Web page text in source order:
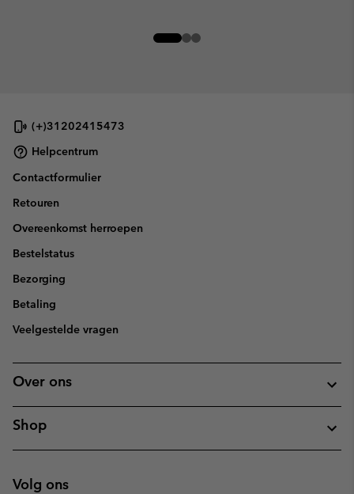
(+)31202415473
Helpcentrum
Contactformulier
Retouren
Overeenkomst herroepen
Bestelstatus
Bezorging
Betaling
Veelgestelde vragen
Over ons
Shop
Volg ons